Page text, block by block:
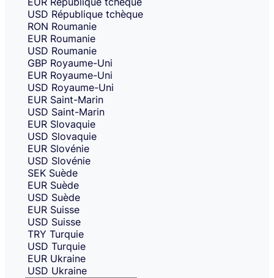
USD République tchèque
RON Roumanie
EUR Roumanie
USD Roumanie
GBP Royaume-Uni
EUR Royaume-Uni
USD Royaume-Uni
EUR Saint-Marin
USD Saint-Marin
EUR Slovaquie
USD Slovaquie
EUR Slovénie
USD Slovénie
SEK Suède
EUR Suède
USD Suède
EUR Suisse
USD Suisse
TRY Turquie
USD Turquie
EUR Ukraine
USD Ukraine